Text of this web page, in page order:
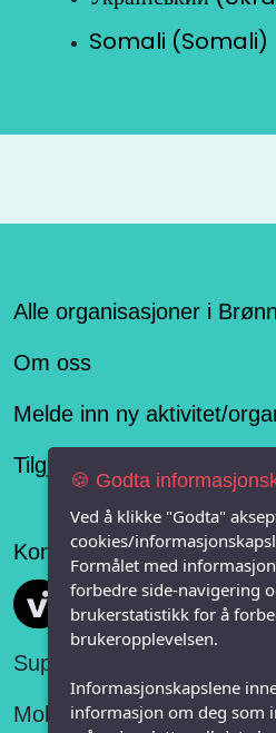
Somali (Somali)
Alle organisasjoner i
Om oss
Melde inn ny aktivitet/
Tilgjengelighetserklæring
Konseptet er levert av
Vi FRITID
Support:
Mobil:
🍪 Godta
Ved å klikke "Godta"
cookies/
Formålet med
forbedre side-navigering
brukerstatistikk for å
brukeropplevelsen.
Informasjonskapslene
informasjon om deg som